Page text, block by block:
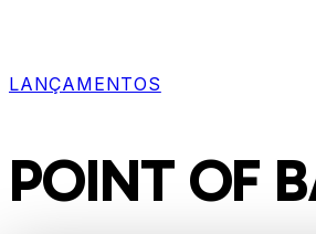
LANÇAMENTOS
POINT OF